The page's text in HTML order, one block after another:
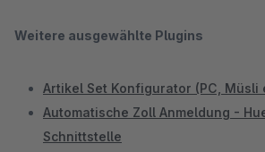
Weitere ausgewählte Plugins
Artikel Set Konfigurator (PC, Müsli
Automatische Zoll Anmeldung -
Schnittstelle